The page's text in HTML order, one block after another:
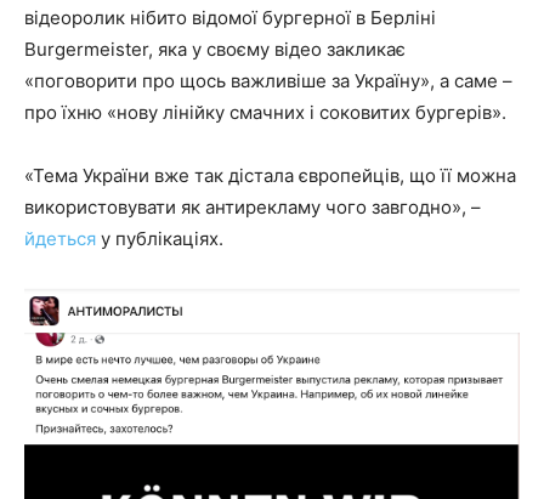
відеоролик нібито відомої бургерної в Берліні
Burgermeister, яка у своєму відео закликає
«поговорити про щось важливіше за Україну», а саме –
про їхню «нову лінійку смачних і соковитих бургерів».
«Тема України вже так дістала європейців, що її можна
використовувати як антирекламу чого завгодно», –
йдеться у публікаціях.